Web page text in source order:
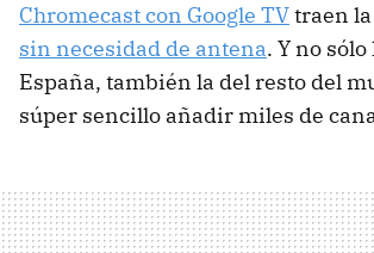
Chromecast con Google TVtraen la
sin necesidad de antena. Y no
España, también la del resto del
súper sencillo añadir miles de